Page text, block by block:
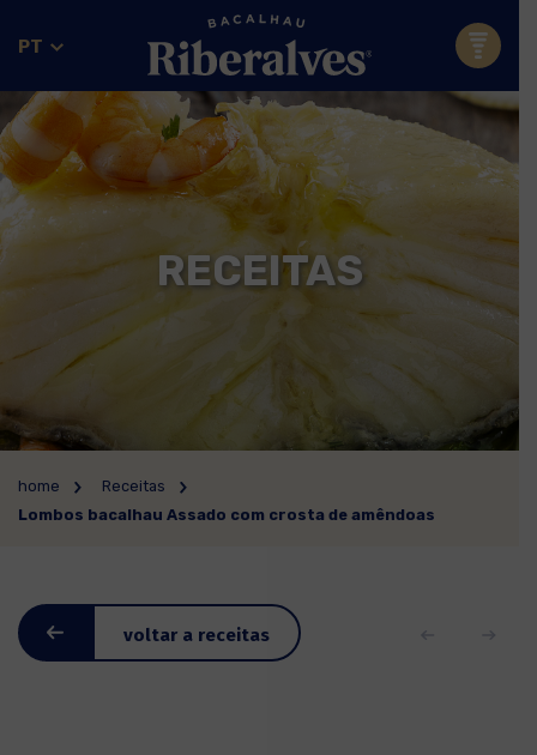
PT
RECEITAS
home
Receitas
Lombos bacalhau Assado com crosta de amêndoas
voltar a receitas